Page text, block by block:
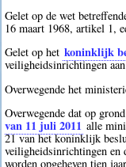
Gelet op de wet
16 maart 1968, artikel 1,
Gelet op het koninklijk
veiligheidsinrichtingen
Overwegende het
Overwegende dat op
van 11 juli 2011 alle
21 van het koninklijk
veiligheidsinrichtingen en
worden opgeheven tien